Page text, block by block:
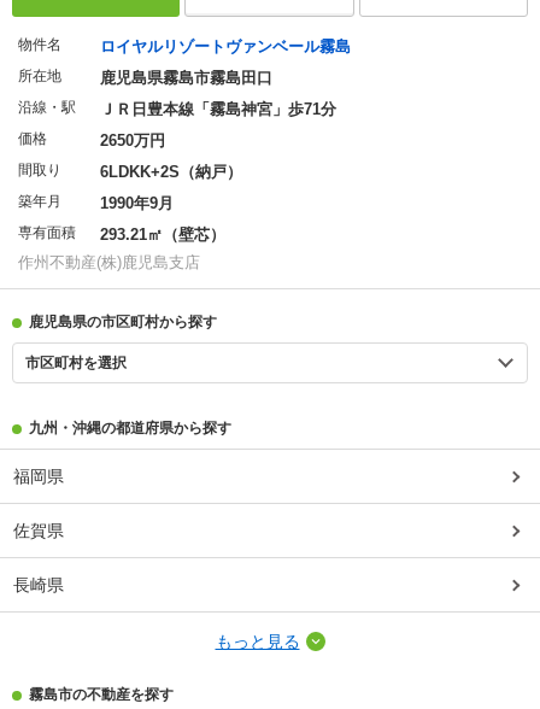
物件名 ロイヤルリゾートヴァンベール霧島
所在地 鹿児島県霧島市霧島田口
沿線・駅 ＪＲ日豊本線「霧島神宮」歩71分
価格 2650万円
間取り 6LDKK+2S（納戸）
築年月 1990年9月
専有面積
293.21㎡（壁芯）
作州不動産(株)鹿児島支店
鹿児島県の市区町村から探す
市区町村を選択
九州・沖縄の都道府県から探す
福岡県
佐賀県
長崎県
もっと見る
霧島市の不動産を探す